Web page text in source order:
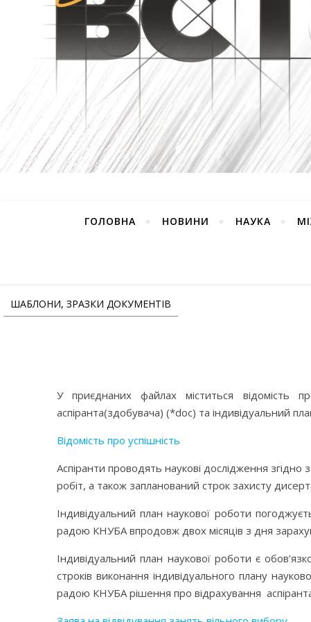
ГОЛОВНА НОВИНИ НАУКА
ШАБЛОНИ, ЗРАЗКИ ДОКУМЕНТІВ
У приєднаних файлах міститься відомість
аспіранта(здобувача) (*doc) та індивідуальний
Відомість про успішність
Аспіранти проводять наукові дослідження
робіт, а також запланований строк захисту
Індивідуальний план наукової роботи
радою КНУБА впродовж двох місяців з дня
Індивідуальний план наукової роботи є
строків виконання індивідуального плану
радою КНУБА рішення про відрахування